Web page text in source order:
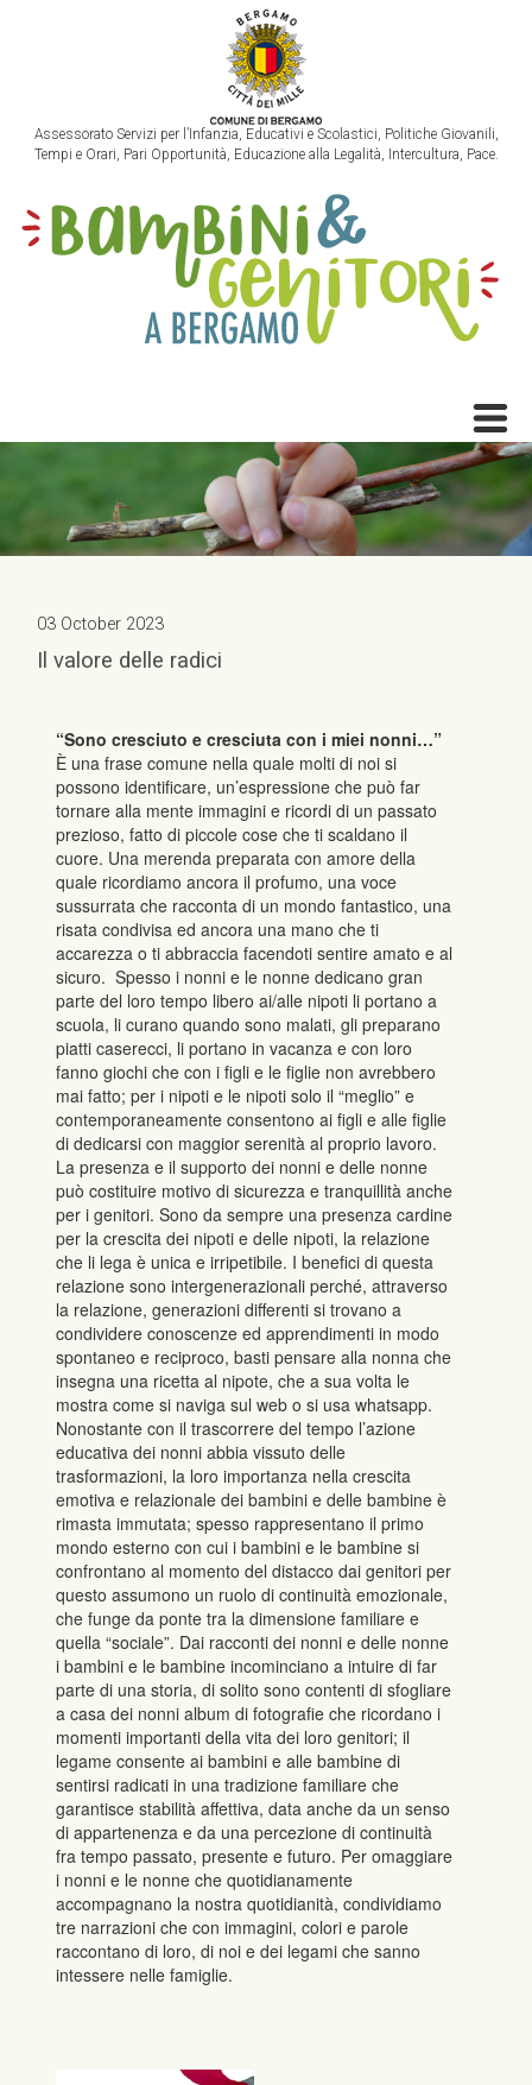
Assessorato Servizi per l’Infanzia, Educativi e Scolastici, Politiche Giovanili,
Tempi e Orari, Pari Opportunità, Educazione alla Legalità, Intercultura, Pace.
03 October 2023
Il valore delle radici
“Sono cresciuto e cresciuta con i miei nonni…”
È una frase comune nella quale molti di noi si
possono identificare, un’espressione che può far
tornare alla mente immagini e ricordi di un passato
prezioso, fatto di piccole cose che ti scaldano il
cuore. Una merenda preparata con amore della
quale ricordiamo ancora il profumo, una voce
sussurrata che racconta di un mondo fantastico, una
risata condivisa ed ancora una mano che ti
accarezza o ti abbraccia facendoti sentire amato e al
sicuro. Spesso i nonni e le nonne dedicano gran
parte del loro tempo libero ai/alle nipoti li portano a
scuola, li curano quando sono malati, gli preparano
piatti caserecci, li portano in vacanza e con loro
fanno giochi che con i figli e le figlie non avrebbero
mai fatto; per i nipoti e le nipoti solo il “meglio” e
contemporaneamente consentono ai figli e alle figlie
di dedicarsi con maggior serenità al proprio lavoro.
La presenza e il supporto dei nonni e delle nonne
può costituire motivo di sicurezza e tranquillità anche
per i genitori. Sono da sempre una presenza cardine
per la crescita dei nipoti e delle nipoti, la relazione
che li lega è unica e irripetibile. I benefici di questa
relazione sono intergenerazionali perché, attraverso
la relazione, generazioni differenti si trovano a
condividere conoscenze ed apprendimenti in modo
spontaneo e reciproco, basti pensare alla nonna che
insegna una ricetta al nipote, che a sua volta le
mostra come si naviga sul web o si usa whatsapp.
Nonostante con il trascorrere del tempo l’azione
educativa dei nonni abbia vissuto delle
trasformazioni, la loro importanza nella crescita
emotiva e relazionale dei bambini e delle bambine è
rimasta immutata; spesso rappresentano il primo
mondo esterno con cui i bambini e le bambine si
confrontano al momento del distacco dai genitori per
questo assumono un ruolo di continuità emozionale,
che funge da ponte tra la dimensione familiare e
quella “sociale”. Dai racconti dei nonni e delle nonne
i bambini e le bambine incominciano a intuire di far
parte di una storia, di solito sono contenti di sfogliare
a casa dei nonni album di fotografie che ricordano i
momenti importanti della vita dei loro genitori; il
legame consente ai bambini e alle bambine di
sentirsi radicati in una tradizione familiare che
garantisce stabilità affettiva, data anche da un senso
di appartenenza e da una percezione di continuità
fra tempo passato, presente e futuro. Per omaggiare
i nonni e le nonne che quotidianamente
accompagnano la nostra quotidianità, condividiamo
tre narrazioni che con immagini, colori e parole
raccontano di loro, di noi e dei legami che sanno
intessere nelle famiglie.